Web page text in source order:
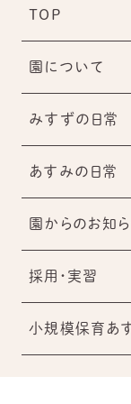
TOP
園について
みすずの日常
あすみの日常
園からのお知
採用・実習
小規模保育あ